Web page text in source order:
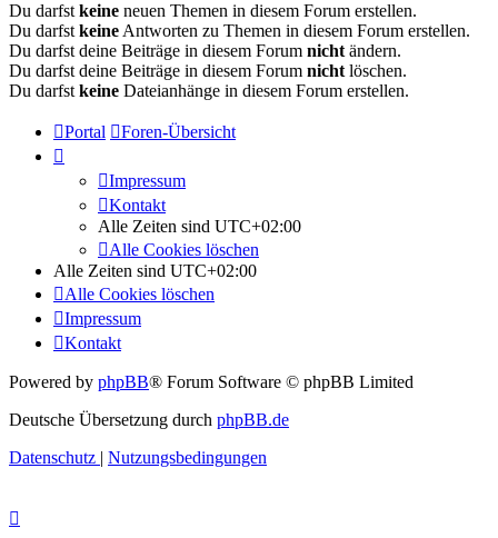
Du darfst keine neuen Themen in diesem Forum erstellen.
Du darfst keine Antworten zu Themen in diesem Forum erstellen.
Du darfst deine Beiträge in diesem Forum nicht ändern.
Du darfst deine Beiträge in diesem Forum nicht löschen.
Du darfst keine Dateianhänge in diesem Forum erstellen.
Portal Foren-Übersicht
Impressum
Kontakt
Alle Zeiten sind UTC+02:00
Alle Cookies löschen
Alle Zeiten sind UTC+02:00
Alle Cookies löschen
Impressum
Kontakt
Powered by phpBB® Forum Software © phpBB Limited
Deutsche Übersetzung durch phpBB.de
Datenschutz | Nutzungsbedingungen